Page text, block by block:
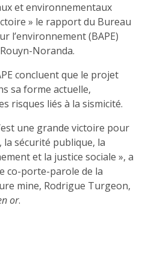
et environnementaux
» le rapport du Bureau
l’environnement (BAPE)
Noranda.
concluent que le projet
sa forme actuelle,
risques liés à la sismicité.
une grande victoire pour
la sécurité publique, la
et la justice sociale », a
co-porte-parole de la
mine, Rodrigue Turgeon,
or.